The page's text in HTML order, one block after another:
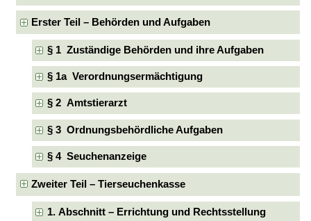
Erster Teil – Behörden und Aufgaben
§ 1 Zuständige Behörden und ihre Aufgaben
§ 1a Verordnungsermächtigung
§ 2 Amtstierarzt
§ 3 Ordnungsbehördliche Aufgaben
§ 4 Seuchenanzeige
Zweiter Teil – Tierseuchenkasse
1. Abschnitt – Errichtung und Rechtsstellung